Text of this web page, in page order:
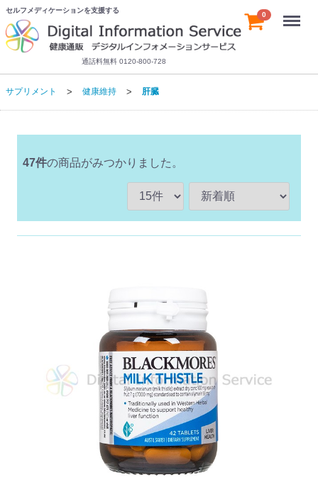
セルフメディケーションを支援する
通話料無料 0120-800-728
0 Menu
サプリメント 健康維持 肝臓
47件の商品がみつかりました。